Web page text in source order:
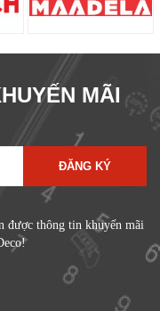
MÃI
ĐĂNG KÝ
được thông tin khuyến mãi